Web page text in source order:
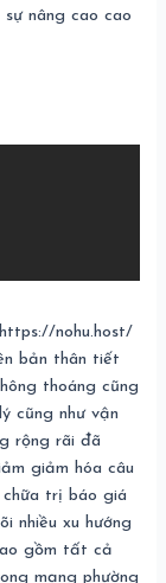
nâng cao cao
nohu.host/
bản thân tiết
thoáng cũng
cũng như vận
rộng rãi đã
giảm hóa câu
chữa trị báo giá
nhiều xu hướng
gồm tất cả
mạng phường